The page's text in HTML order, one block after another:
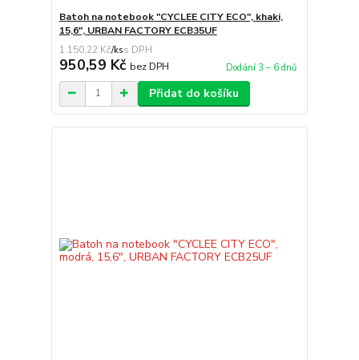
Batoh na notebook "CYCLEE CITY ECO", khaki,
15,6", URBAN FACTORY ECB35UF
1 150,22 Kč/ks
950,59 Kč bez DPH Dodání 3 – 6 dnů
Přidat do košíku